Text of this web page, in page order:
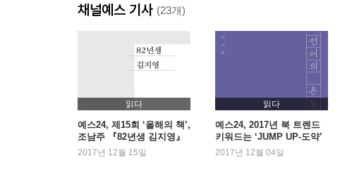
2장. 그릿, 성취의 원동력
무엇이 성공을 이끌어내는가
그릿이란 무엇인가
자기소개서에서 가산점을 줘야 하는 항목
그릿, 성공적인 삶의 필요조건
공부를 잘하려면 그릿부터 키워라
채널예스 기사 (23개)
읽다
예스24, 제15회 ‘올해의 책’,
조남주 『82년생 김지영』
1위
2017년 12월 15일
읽다
예스24, 2017년 북 트렌드
키워드는 ‘JUMP UP-도약’
2017년 12월 04일